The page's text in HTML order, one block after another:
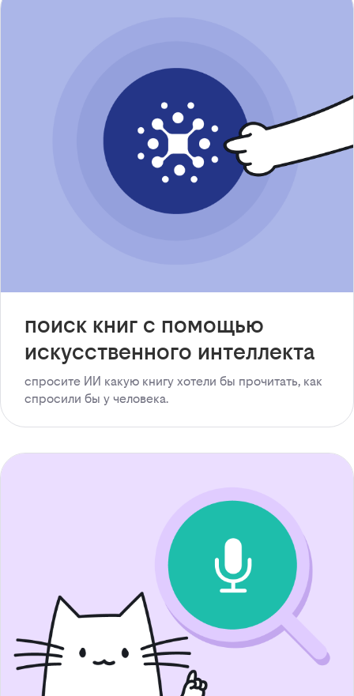
поиск книг с помощью
искусственного интеллекта
спросите ИИ какую книгу хотели бы прочитать, как
спросили бы у человека.